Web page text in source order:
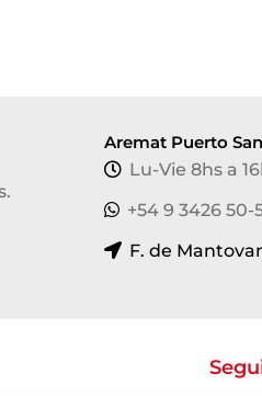
Aremat Puerto
Lu-Vie 8hs a
+54 9 3426 50-
F. de